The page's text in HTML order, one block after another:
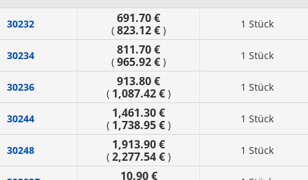
30232 691.70 €
( 823.12 € ) 1 Stück
30234 811.70 €
( 965.92 € ) 1 Stück
30236 913.80 €
( 1,087.42 € ) 1 Stück
30244 1,461.30 €
( 1,738.95 € ) 1 Stück
30248 1,913.90 €
( 2,277.54 € ) 1 Stück
10.90 €